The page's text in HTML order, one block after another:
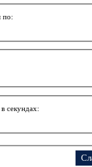
по:
секундах: